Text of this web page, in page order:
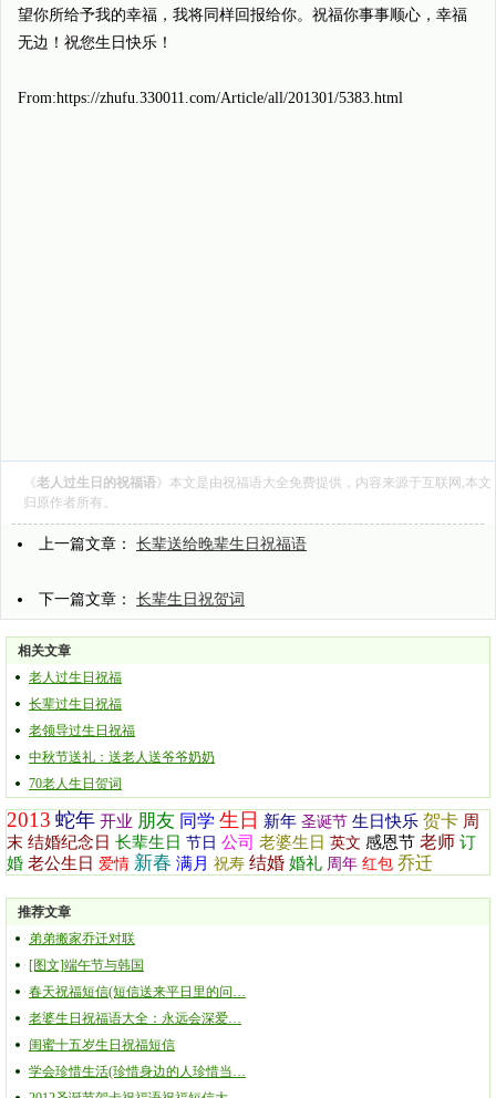
望你所给予我的幸福，我将同样回报给你。祝福你事事顺心，幸福
无边！祝您生日快乐！
From:https://zhufu.330011.com/Article/all/201301/5383.html
《老人过生日的祝福语》本文是由祝福语大全免费提供，内容来源于互联网,本文
归原作者所有。
上一篇文章： 长辈送给晚辈生日祝福语
下一篇文章： 长辈生日祝贺词
相关文章
老人过生日祝福
长辈过生日祝福
老领导过生日祝福
中秋节送礼：送老人送爷爷奶奶
70老人生日贺词
2013 蛇年 开业 朋友 同学 生日 新年 圣诞节 生日快乐 贺卡 周
末 结婚纪念日 长辈生日 节日 公司 老婆生日 英文 感恩节 老师 订
婚 老公生日 爱情 新春 满月 祝寿 结婚 婚礼 周年 红包 乔迁
推荐文章
弟弟搬家乔迁对联
[图文]端午节与韩国
春天祝福短信(短信送来平日里的问…
老婆生日祝福语大全：永远会深爱…
闺蜜十五岁生日祝福短信
学会珍惜生活(珍惜身边的人珍惜当…